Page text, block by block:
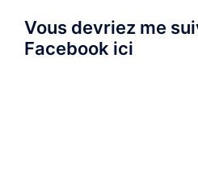
Vous devriez me
Facebook ici